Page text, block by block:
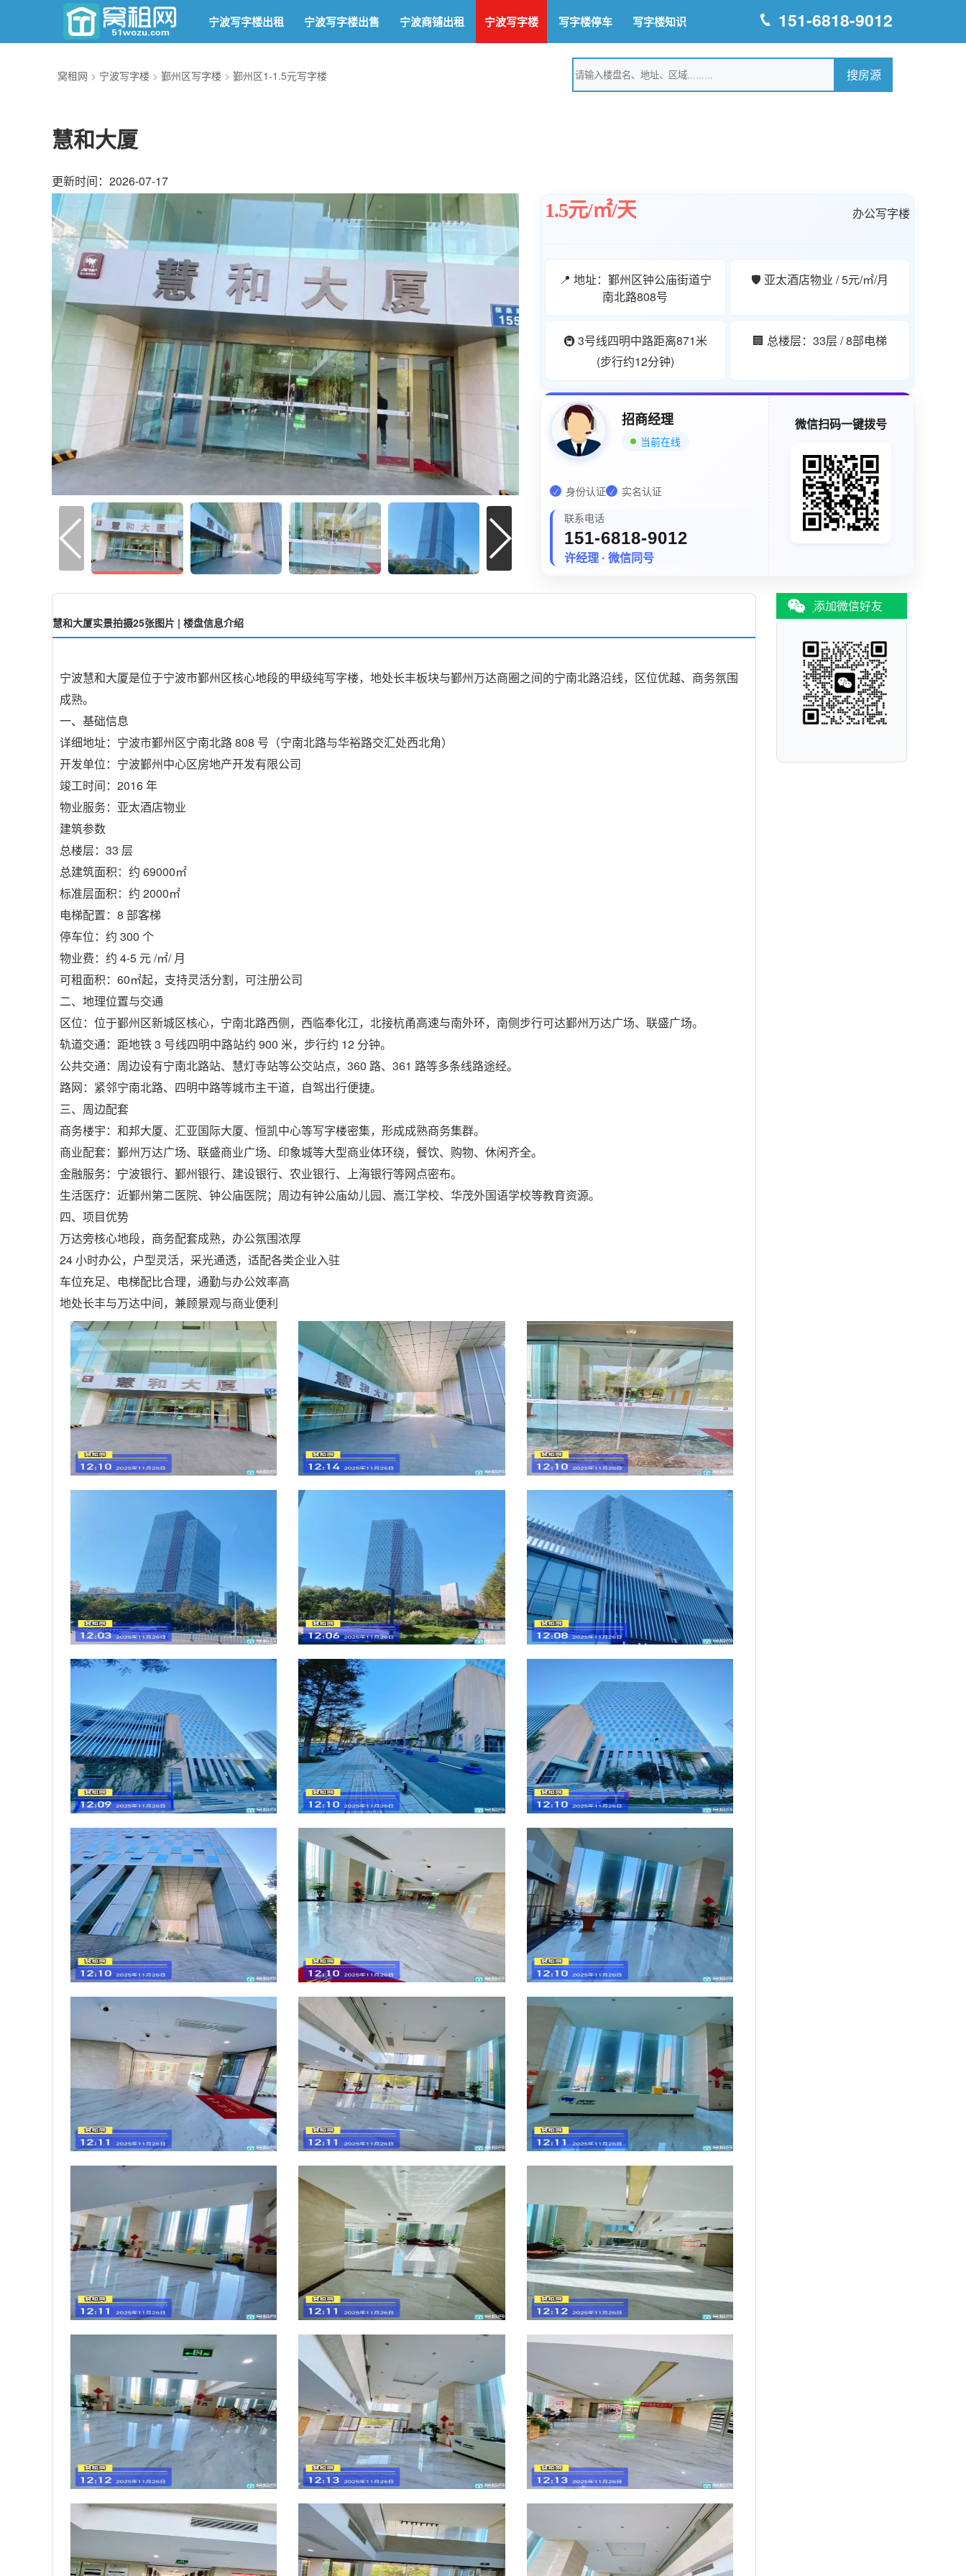
宁波写字楼出租 宁波写字楼出售 宁波商铺出租 宁波写字楼 写字楼停车 写字楼知识 151-6818-9012
窝租网 > 宁波写字楼 > 鄞州区写字楼 > 鄞州区1-1.5元写字楼
慧和大厦
更新时间：2026-07-17
1.5元/㎡/天 办公写字楼
📍 地址：鄞州区钟公庙街道宁
南北路808号
🛡️ 亚太酒店物业 / 5元/㎡/月
🚇 3号线四明中路距离871米
(步行约12分钟)
🏢 总楼层：33层 / 8部电梯
招商经理
当前在线
✓ 身份认证 ✓ 实名认证
联系电话
151-6818-9012
许经理 · 微信同号
微信扫码一键拨号
慧和大厦实景拍摄25张图片 | 楼盘信息介绍
宁波慧和大厦是位于宁波市鄞州区核心地段的甲级纯写字楼，地处长丰板块与鄞州万达商圈之间的宁南北路沿线，区位优越、商务氛围
成熟。
一、基础信息
详细地址：宁波市鄞州区宁南北路 808 号（宁南北路与华裕路交汇处西北角）
开发单位：宁波鄞州中心区房地产开发有限公司
竣工时间：2016 年
物业服务：亚太酒店物业
建筑参数
总楼层：33 层
总建筑面积：约 69000㎡
标准层面积：约 2000㎡
电梯配置：8 部客梯
停车位：约 300 个
物业费：约 4-5 元 /㎡/ 月
可租面积：60㎡起，支持灵活分割，可注册公司
二、地理位置与交通
区位：位于鄞州区新城区核心，宁南北路西侧，西临奉化江，北接杭甬高速与南外环，南侧步行可达鄞州万达广场、联盛广场。
轨道交通：距地铁 3 号线四明中路站约 900 米，步行约 12 分钟。
公共交通：周边设有宁南北路站、慧灯寺站等公交站点，360 路、361 路等多条线路途经。
路网：紧邻宁南北路、四明中路等城市主干道，自驾出行便捷。
三、周边配套
商务楼宇：和邦大厦、汇亚国际大厦、恒凯中心等写字楼密集，形成成熟商务集群。
商业配套：鄞州万达广场、联盛商业广场、印象城等大型商业体环绕，餐饮、购物、休闲齐全。
金融服务：宁波银行、鄞州银行、建设银行、农业银行、上海银行等网点密布。
生活医疗：近鄞州第二医院、钟公庙医院；周边有钟公庙幼儿园、嵩江学校、华茂外国语学校等教育资源。
四、项目优势
万达旁核心地段，商务配套成熟，办公氛围浓厚
24 小时办公，户型灵活，采光通透，适配各类企业入驻
车位充足、电梯配比合理，通勤与办公效率高
地处长丰与万达中间，兼顾景观与商业便利
添加微信好友